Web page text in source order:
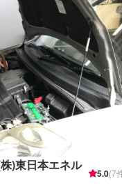
)東日本エネル
5.0(7件)